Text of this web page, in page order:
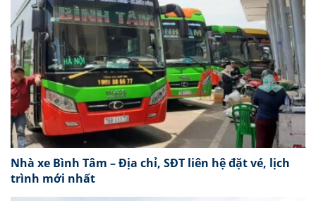
Nhà xe Bình Tâm – Địa chỉ, SĐT liên hệ đặt vé, lịch
trình mới nhất